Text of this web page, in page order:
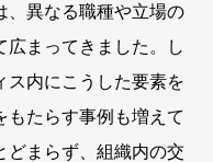
、異なる職種や立場の
広まってきました。し
ス内にこうした要素を
もたらす事例も増えて
どまらず、組織内の交